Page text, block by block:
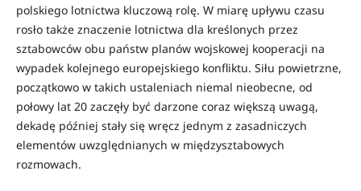
polskiego lotnictwa kluczową rolę. W miarę upływu czasu
rosło także znaczenie lotnictwa dla kreślonych przez
sztabowców obu państw planów wojskowej kooperacji na
wypadek kolejnego europejskiego konfliktu. Siłu powietrzne,
początkowo w takich ustaleniach niemal nieobecne, od
połowy lat 20 zaczęły być darzone coraz większą uwagą,
dekadę później stały się wręcz jednym z zasadniczych
elementów uwzględnianych w międzysztabowych
rozmowach.